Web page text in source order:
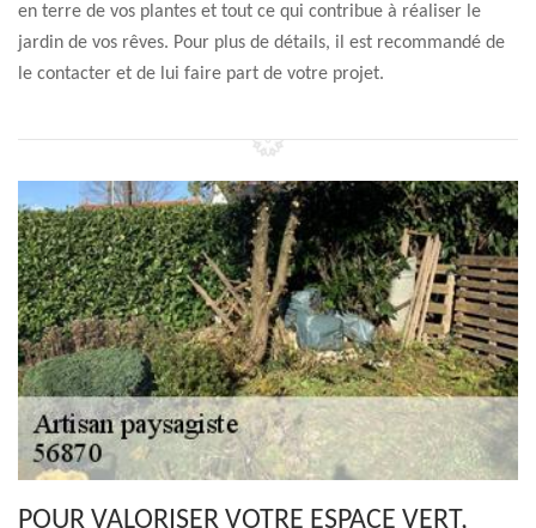
en terre de vos plantes et tout ce qui contribue à réaliser le
jardin de vos rêves. Pour plus de détails, il est recommandé de
le contacter et de lui faire part de votre projet.
POUR VALORISER VOTRE ESPACE VERT,